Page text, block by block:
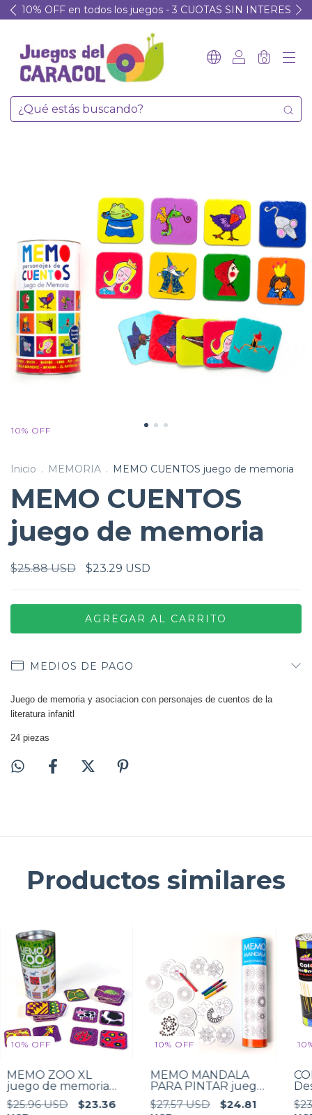
10% OFF en todos los juegos - 3 CUOTAS SIN INTERES
0
10% OFF
Inicio . MEMORIA . MEMO CUENTOS juego de memoria
MEMO CUENTOS
juego de memoria
$25.88 USD $23.29 USD
MEDIOS DE PAGO
Juego de memoria y asociacion con personajes de cuentos de la
literatura infanitl
24 piezas
Productos similares
10% OFF
MEMO ZOO XL
juego de memoria
animales
$25.96 USD
$23.36
10% OFF
MEMO MANDALA
PARA PINTAR juego
de memoria
$27.57 USD
$24.81
10